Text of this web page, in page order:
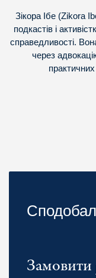
Зікора Ібе (Zikora
подкастів і
справедливості.
через
Замовити